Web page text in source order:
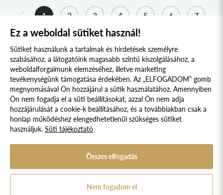
NAGYSZŐLŐS
KOVÁSZNA
GÖMÖRPÉTERFALA
MARTOS
PÁLOS
NYÍRTELEK-FELSŐSÓSKÚT
SZÉKELYDERZS
1 2 3 4 5 6 7
8 ... 363 364
Süti szabályzat Adatvédelmi nyilatkozat
Jogi nyilatkozat
© 2017 - 2026 NÉPFŐISKOLA ALAPÍTVÁNY, LAKITELEK. MINDEN JOG
Ez a weboldal sütiket használ!
Sütiket használunk a tartalmak és hirdetések személyre
szabásához, a látogatóink magasabb szintű kiszolgálásához, a
weboldalforgalmunk elemzéséhez, illetve marketing
tevékenységünk támogatása érdekében. Az „ELFOGADOM” gomb
megnyomásával Ön hozzájárul a sütik használatához. Amennyiben
Ön nem fogadja el a süti beállításokat, azzal Ön nem adja
hozzájárulását a cookie-k beállításához, és a továbbiakban csak a
honlap működéshez elengedhetetlenül szükséges sütiket
használjuk. Süti tájékoztató
Összes elfogadás
Nem fogadom el